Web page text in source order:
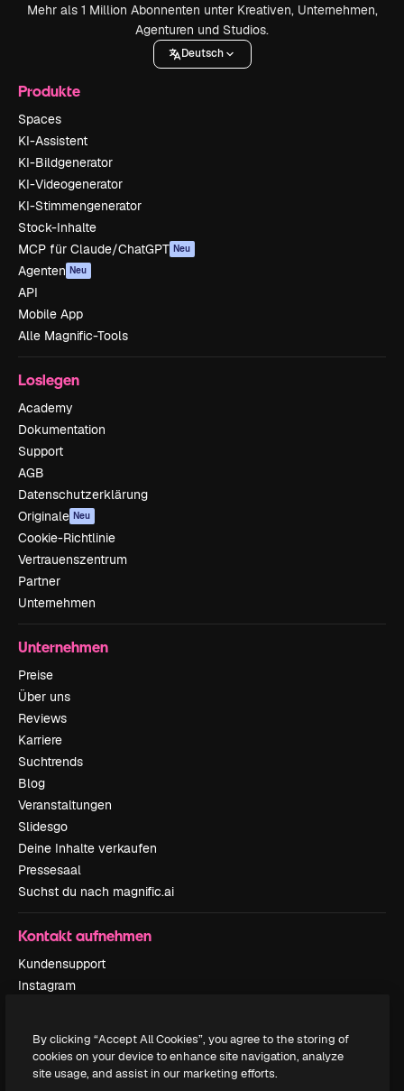
Mehr als 1 Million Abonnenten unter Kreativen, Unternehmen,
Agenturen und Studios.
Deutsch
Produkte
Spaces
KI-Assistent
KI-Bildgenerator
KI-Videogenerator
KI-Stimmengenerator
Stock-Inhalte
MCP für Claude/ChatGPT Neu
Agenten Neu
API
Mobile App
Alle Magnific-Tools
Loslegen
Academy
Dokumentation
Support
AGB
Datenschutzerklärung
Originale Neu
Cookie-Richtlinie
Vertrauenszentrum
Partner
Unternehmen
Unternehmen
Preise
Über uns
Reviews
Karriere
Suchtrends
Blog
Veranstaltungen
Slidesgo
Deine Inhalte verkaufen
Pressesaal
Suchst du nach magnific.ai
Kontakt aufnehmen
Kundensupport
Instagram
TikTok
Discord
By clicking “Accept All Cookies”, you agree to the storing of
cookies on your device to enhance site navigation, analyze
site usage, and assist in our marketing efforts.